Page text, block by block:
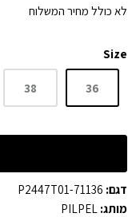
לא כולל מחיר המשלוח
Size
36
38
דגם: P2447T01-71136
מותג: PILPEL